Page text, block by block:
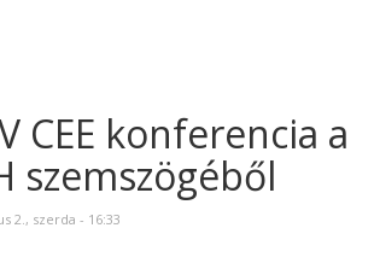
CEE konferencia a
szemszögéből
2., szerda - 16:33